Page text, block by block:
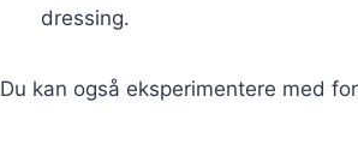
dressing.
Du kan også eksperimentere med